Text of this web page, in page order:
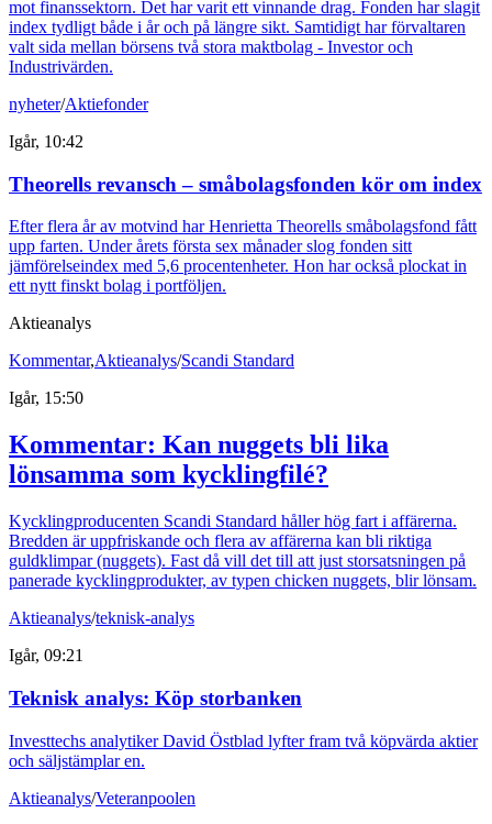
mot finanssektorn. Det har varit ett vinnande drag. Fonden har slagit
index tydligt både i år och på längre sikt. Samtidigt har förvaltaren
valt sida mellan börsens två stora maktbolag - Investor och
Industrivärden.
nyheter/Aktiefonder
Igår, 10:42
Theorells revansch – småbolagsfonden kör om index
Efter flera år av motvind har Henrietta Theorells småbolagsfond fått
upp farten. Under årets första sex månader slog fonden sitt
jämförelseindex med 5,6 procentenheter. Hon har också plockat in
ett nytt finskt bolag i portföljen.
Aktieanalys
Kommentar,Aktieanalys/Scandi Standard
Igår, 15:50
Kommentar: Kan nuggets bli lika
lönsamma som kycklingfilé?
Kycklingproducenten Scandi Standard håller hög fart i affärerna.
Bredden är uppfriskande och flera av affärerna kan bli riktiga
guldklimpar (nuggets). Fast då vill det till att just storsatsningen på
panerade kycklingprodukter, av typen chicken nuggets, blir lönsam.
Aktieanalys/teknisk-analys
Igår, 09:21
Teknisk analys: Köp storbanken
Investtechs analytiker David Östblad lyfter fram två köpvärda aktier
och säljstämplar en.
Aktieanalys/Veteranpoolen